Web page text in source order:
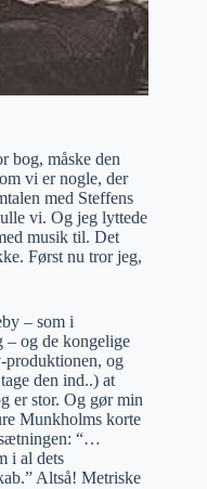
bog, måske den
vi er nogle, der
med Steffens
vi. Og jeg lyttede
musik til. Det
Først nu tror jeg,
– som i
– og de kongelige
produktionen, og
den ind..) at
er stor. Og gør min
Munkholms korte
sætningen: “…
i al dets
Altså! Metriske